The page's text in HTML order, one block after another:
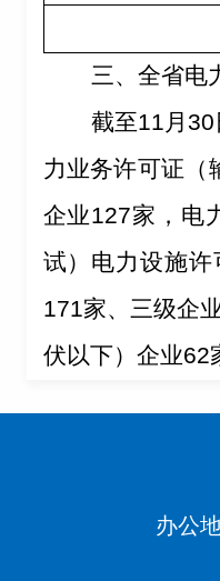
三、 全省电
截至11 月 30
力业务许可证（
企业127家 ， 电
试）电力设施
171家、三级企
伏以下）企业62
办公